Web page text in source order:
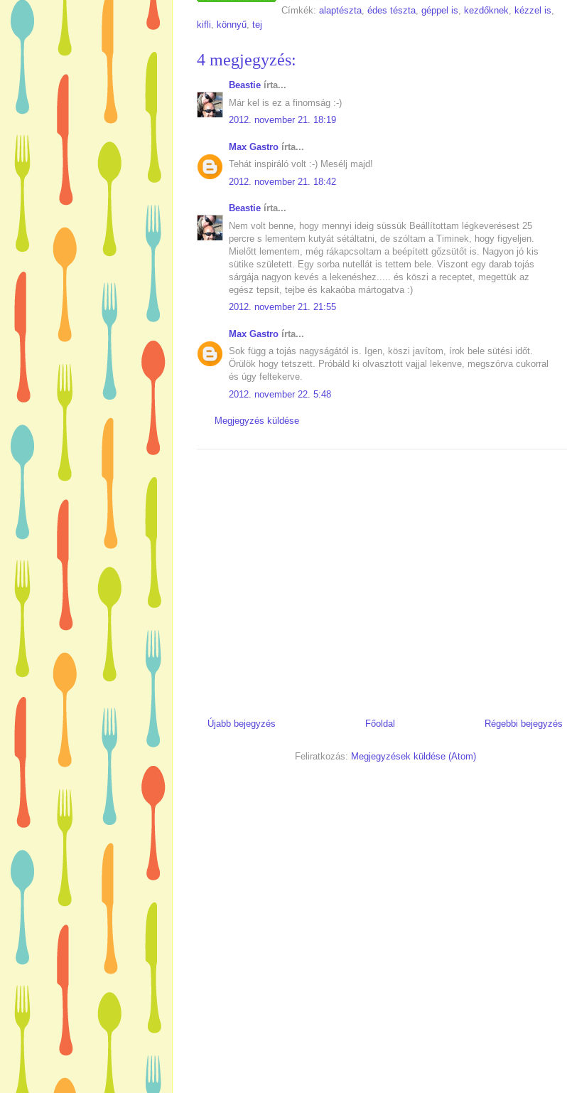
Címkék: alaptészta, édes tészta, géppel is, kezdőknek, kézzel is,
kifli, könnyű, tej
4 megjegyzés:
Beastie írta...
Már kel is ez a finomság :-)
2012. november 21. 18:19
Max Gastro írta...
Tehát inspiráló volt :-) Mesélj majd!
2012. november 21. 18:42
Beastie írta...
Nem volt benne, hogy mennyi ideig süssük Beállítottam légkeverésest 25
percre s lementem kutyát sétáltatni, de szóltam a Timinek, hogy figyeljen.
Mielőtt lementem, még rákapcsoltam a beépített gőzsütőt is. Nagyon jó kis
sütike született. Egy sorba nutellát is tettem bele. Viszont egy darab tojás
sárgája nagyon kevés a lekenéshez..... és köszi a receptet, megettük az
egész tepsit, tejbe és kakaóba mártogatva :)
2012. november 21. 21:55
Max Gastro írta...
Sok függ a tojás nagyságától is. Igen, köszi javítom, írok bele sütési időt.
Örülök hogy tetszett. Próbáld ki olvasztott vajjal lekenve, megszórva cukorral
és úgy feltekerve.
2012. november 22. 5:48
Megjegyzés küldése
Újabb bejegyzés Régebbi bejegyzés
Főoldal
Feliratkozás: Megjegyzések küldése (Atom)